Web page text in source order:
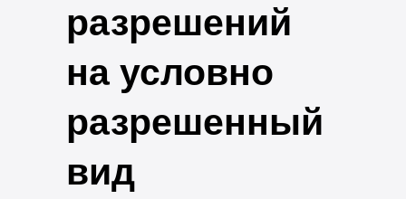
разрешений
на условно
разрешенный
вид